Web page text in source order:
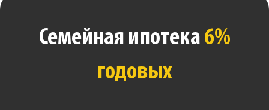
Семейная ипотека 6%
годовых